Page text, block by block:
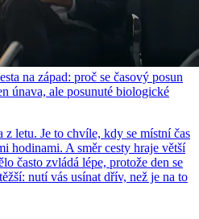
na západ: proč se časový posun
únava, ale posunuté biologické
z letu. Je to chvíle, kdy se místní čas
hodinami. A směr cesty hraje větší
často zvládá lépe, protože den se
nutí vás usínat dřív, než je na to